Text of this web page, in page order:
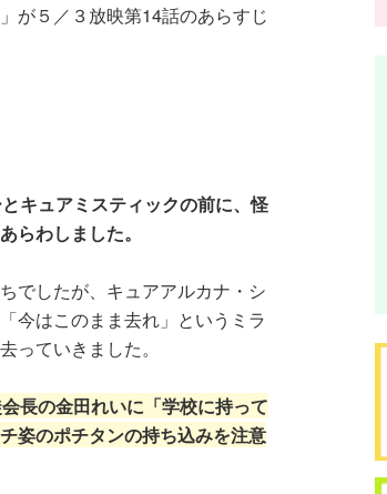
が５／３放映第14話のあらすじ
キュアミスティックの前に、怪
らわしました。
でしたが、キュアアルカナ・シ
今はこのまま去れ」というミラ
っていきました。
長の金田れいに「学校に持って
姿のポチタンの持ち込みを注意